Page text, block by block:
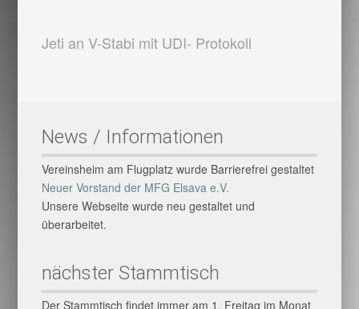
Jeti an V-Stabi mit UDI- Protokoll
News / Informationen
Vereinsheim am Flugplatz wurde Barrierefrei gestaltet
Neuer Vorstand der MFG Elsava e.V.
Unsere Webseite wurde neu gestaltet und
überarbeitet.
nächster Stammtisch
Der Stammtisch findet immer am 1. Freitag im Monat